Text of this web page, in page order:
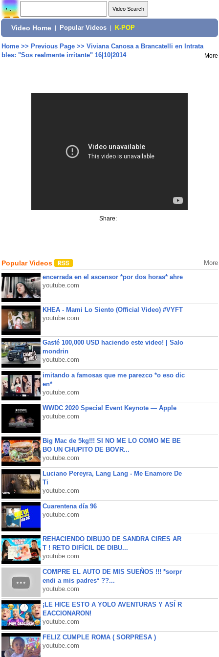
Video Home Popular Videos K-POP
Home>> Previous Page>> Viviana Canosa a Brancatelli en Intrata
bles: "Sos realmente irritante" 16|10|2014
More
Share:
Popular Videos More
encerrada en el ascensor *por dos horas* ahre
youtube.com
KHEA - Mami Lo Siento (Official Video) #VYFT
youtube.com
Gasté 100,000 USD haciendo este video! | Salo
mondrin
youtube.com
imitando a famosas que me parezco *o eso dic
en*
youtube.com
WWDC 2020 Special Event Keynote — Apple
youtube.com
Big Mac de 5kg!!! SI NO ME LO COMO ME BE
BO UN CHUPITO DE BOVR...
youtube.com
Luciano Pereyra, Lang Lang - Me Enamore De
Ti
youtube.com
Cuarentena día 96
youtube.com
REHACIENDO DIBUJO DE SANDRA CIRES AR
T ! RETO DIFÍCIL DE DIBU...
youtube.com
COMPRE EL AUTO DE MIS SUEÑOS !!! *sorpr
endi a mis padres* ??...
youtube.com
¡LE HICE ESTO A YOLO AVENTURAS Y ASÍ R
EACCIONARON!
youtube.com
FELIZ CUMPLE ROMA ( SORPRESA )
youtube.com